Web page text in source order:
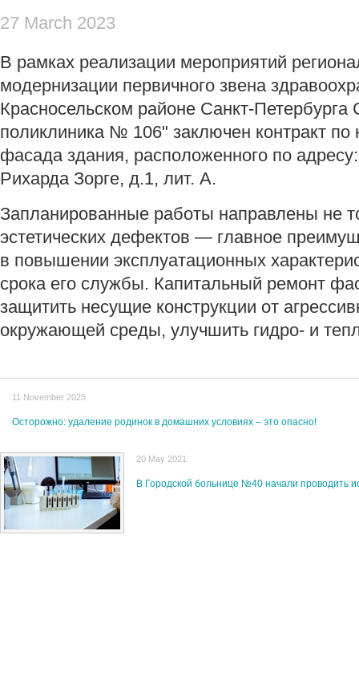
27 March 2023
В рамках реализации мероприятий
модернизации первичного звена
Красносельском районе Санкт-
поликлиника № 106" заключен контракт по
фасада здания, расположенного по адресу:
Рихарда Зорге, д.1, лит. А.
Запланированные работы направлены не
эстетических дефектов — главное
в повышении эксплуатационных
срока его службы. Капитальный ремонт
защитить несущие конструкции от
окружающей среды, улучшить гидро- и
11 November 2025
Осторожно: удаление родинок в домашних условиях – это опасно!
20 May 2021
В Городской больнице №40 начали проводить